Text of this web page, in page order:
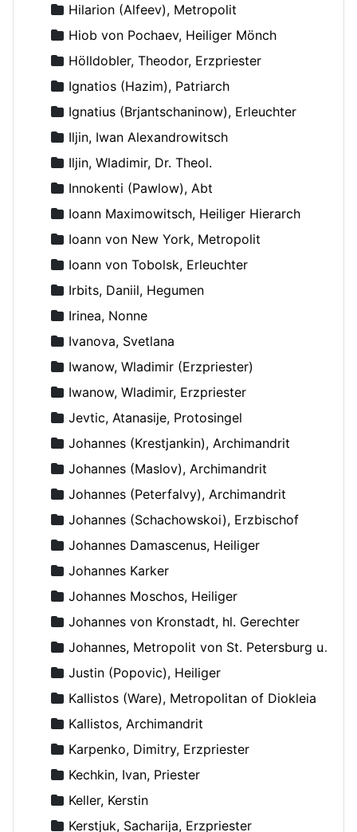
Hilarion (Alfeev), Metropolit
Hiob von Pochaev, Heiliger Mönch
Hölldobler, Theodor, Erzpriester
Ignatios (Hazim), Patriarch
Ignatius (Brjantschaninow), Erleuchter
Iljin, Iwan Alexandrowitsch
Iljin, Wladimir, Dr. Theol.
Innokenti (Pawlow), Abt
Ioann Maximowitsch, Heiliger Hierarch
Ioann von New York, Metropolit
Ioann von Tobolsk, Erleuchter
Irbits, Daniil, Hegumen
Irinea, Nonne
Ivanova, Svetlana
Iwanow, Wladimir (Erzpriester)
Iwanow, Wladimir, Erzpriester
Jevtic, Atanasije, Protosingel
Johannes (Krestjankin), Archimandrit
Johannes (Maslov), Archimandrit
Johannes (Peterfalvy), Archimandrit
Johannes (Schachowskoi), Erzbischof
Johannes Damascenus, Heiliger
Johannes Karker
Johannes Moschos, Heiliger
Johannes von Kronstadt, hl. Gerechter
Johannes, Metropolit von St. Petersburg und Ladoga
Justin (Popovic), Heiliger
Kallistos (Ware), Metropolitan of Diokleia
Kallistos, Archimandrit
Karpenko, Dimitry, Erzpriester
Kechkin, Ivan, Priester
Keller, Kerstin
Kerstjuk, Sacharija, Erzpriester